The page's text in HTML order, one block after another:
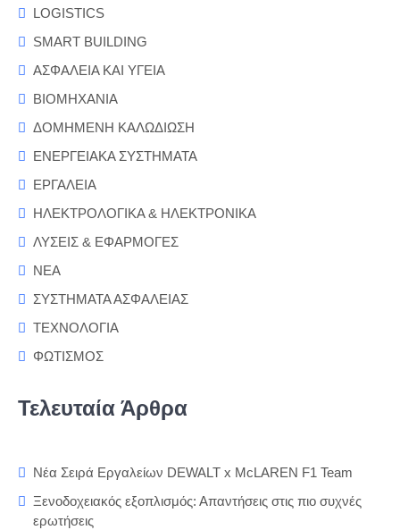
LOGISTICS
SMART BUILDING
ΑΣΦΑΛΕΙΑ ΚΑΙ ΥΓΕΙΑ
ΒΙΟΜΗΧΑΝΙΑ
ΔΟΜΗΜΕΝΗ ΚΑΛΩΔΙΩΣΗ
ΕΝΕΡΓΕΙΑΚΑ ΣΥΣΤΗΜΑΤΑ
ΕΡΓΑΛΕΙΑ
ΗΛΕΚΤΡΟΛΟΓΙΚΑ & ΗΛΕΚΤΡΟΝΙΚΑ
ΛΥΣΕΙΣ & ΕΦΑΡΜΟΓΕΣ
ΝΕΑ
ΣΥΣΤΗΜΑΤΑ ΑΣΦΑΛΕΙΑΣ
ΤΕΧΝΟΛΟΓΙΑ
ΦΩΤΙΣΜΟΣ
Τελευταία Άρθρα
Νέα Σειρά Εργαλείων DEWALT x McLAREN F1 Team
Ξενοδοχειακός εξοπλισμός: Απαντήσεις στις πιο συχνές
ερωτήσεις